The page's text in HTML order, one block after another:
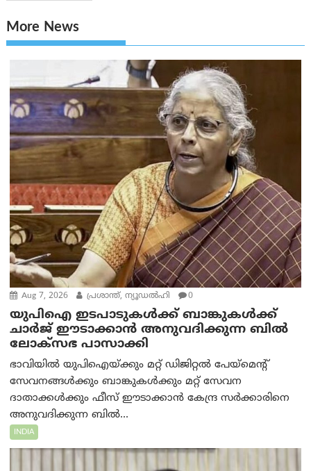
More News
Aug 7, 2026 പ്രശാന്ത്, ന്യൂഡല്‍ഹി 0
യുപിഐ ഇടപാടുകൾക്ക് ബാങ്കുകൾക്ക്
ചാർജ് ഈടാക്കാൻ അനുവദിക്കുന്ന ബിൽ
ലോക്‌സഭ പാസാക്കി
ഭാവിയിൽ യുപിഐയ്ക്കും മറ്റ് ഡിജിറ്റൽ പേയ്‌മെന്റ്
സേവനങ്ങൾക്കും ബാങ്കുകൾക്കും മറ്റ് സേവന
ദാതാക്കൾക്കും ഫീസ് ഈടാക്കാൻ കേന്ദ്ര സർക്കാരിനെ
അനുവദിക്കുന്ന ബിൽ...
INDIA